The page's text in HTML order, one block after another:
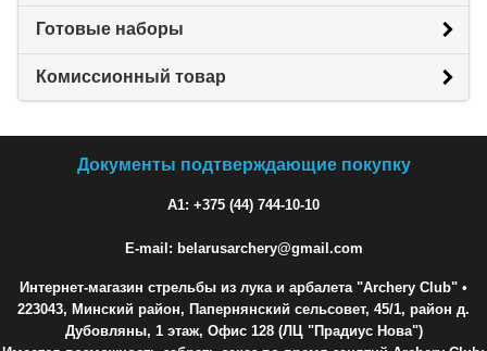
Готовые наборы
Комиссионный товар
Документы подтверждающие покупку
A1: +375 (44) 744-10-10
E-mail: belarusarchery@gmail.com
Интернет-магазин стрельбы из лука и арбалета "Archery Club" •
223043, Минский район, Папернянский сельсовет, 45/1, район д.
Дубовляны, 1 этаж, Офис 128 (ЛЦ "Прадиус Нова")